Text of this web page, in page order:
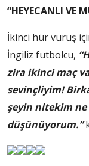
“HEYECANLI VE
İkinci hür vuruş
İngiliz futbolcu,
zira ikinci maç
sevinçliyim!
şeyin nitekim ne
düşünüyorum.”